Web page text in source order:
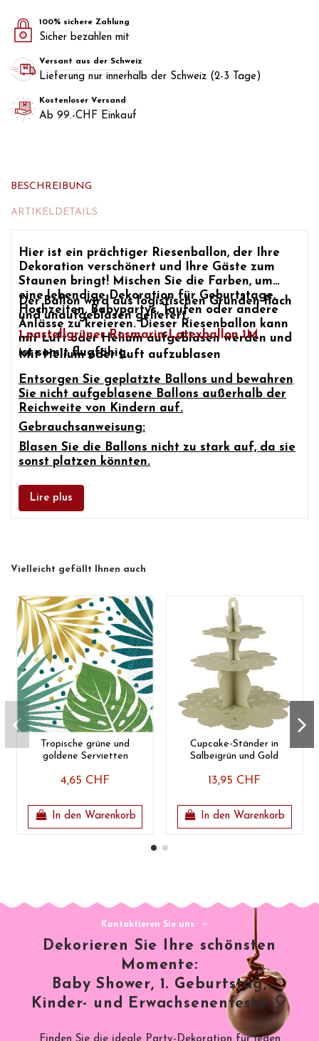
100% sichere Zahlung
Sicher bezahlen mit
Versant aus der Schweiz
Lieferung nur innerhalb der Schweiz (2-3 Tage)
Kostenloser Versand
Ab 99.-CHF Einkauf
BESCHREIBUNG
ARTIKELDETAILS
Hier ist ein prächtiger Riesenballon, der Ihre
Dekoration verschönert und Ihre Gäste zum
Staunen bringt! Mischen Sie die Farben, um
eine lebendige Dekoration für Geburtstage,
Hochzeiten, Babypartys, Taufen oder andere
Anlässe zu kreieren. Dieser Riesenballon kann
mit Luft oder Helium aufgeblasen werden und
ist somit flugfähig.
Der Ballon wird aus logistischen Gründen flach
und unaufgeblasen geliefert.
1 pastellgrüner Rosmarin-Latexballon 1M
Mit Helium oder Luft aufzublasen
Entsorgen Sie geplatzte Ballons und bewahren
Sie nicht aufgeblasene Ballons außerhalb der
Reichweite von Kindern auf.
Gebrauchsanweisung:
Blasen Sie die Ballons nicht zu stark auf, da sie
sonst platzen könnten.
Lire plus
Vielleicht gefällt Ihnen auch
Tropische grüne und
goldene Servietten
4,65 CHF
In den Warenkorb
Cupcake-Ständer in
Salbeigrün und Gold
13,95 CHF
In den Warenkorb
Kontaktieren Sie uns
Dekorieren Sie Ihre schönsten
Momente:
Baby Shower, 1. Geburtstag,
Kinder- und Erwachsenenfeste 🎈